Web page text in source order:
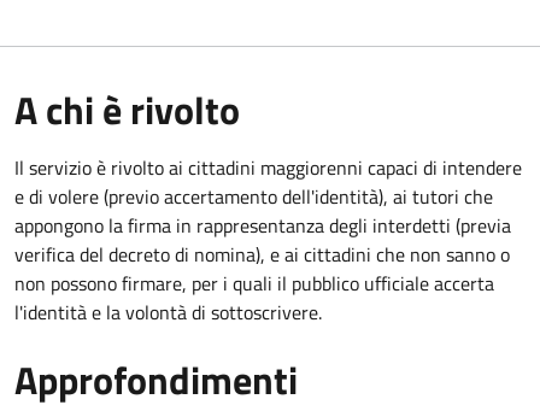
A chi è rivolto
Il servizio è rivolto ai cittadini maggiorenni capaci di intendere
e di volere (previo accertamento dell'identità), ai tutori che
appongono la firma in rappresentanza degli interdetti (previa
verifica del decreto di nomina), e ai cittadini che non sanno o
non possono firmare, per i quali il pubblico ufficiale accerta
l'identità e la volontà di sottoscrivere.
Approfondimenti